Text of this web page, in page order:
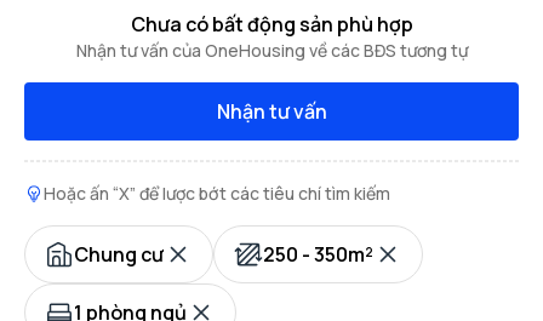
Chưa có bất động sản phù hợp
Nhận tư vấn của OneHousing về các BĐS tương tự
Nhận tư vấn
Hoặc ấn “X” để lược bớt các tiêu chí tìm kiếm
Chung cư 250 - 350m²
1 phòng ngủ